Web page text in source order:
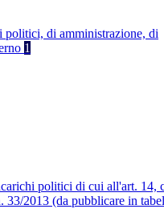
di amministrazione, di
1
politici di cui all'art. 14,
33/2013 (da pubblicare in